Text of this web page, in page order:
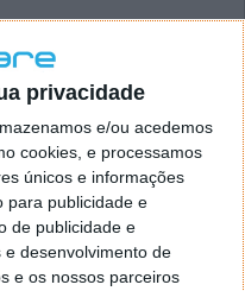
privacidade
e/ou acedemos
cookies, e processamos
únicos e informações
para publicidade e
de publicidade e
desenvolvimento de
e os nossos parceiros